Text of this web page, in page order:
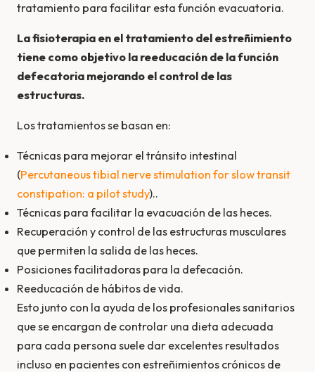
tratamiento para facilitar esta función evacuatoria.
La fisioterapia en el tratamiento del estreñimiento
tiene como objetivo la reeducación de la función
defecatoria mejorando el control de las
estructuras.
Los tratamientos se basan en:
Técnicas para mejorar el tránsito intestinal
(Percutaneous tibial nerve stimulation for slow transit
constipation: a pilot study)..
Técnicas para facilitar la evacuación de las heces.
Recuperación y control de las estructuras musculares
que permiten la salida de las heces.
Posiciones facilitadoras para la defecación.
Reeducación de hábitos de vida.
Esto junto con la ayuda de los profesionales sanitarios
que se encargan de controlar una dieta adecuada
para cada persona suele dar excelentes resultados
incluso en pacientes con estreñimientos crónicos de